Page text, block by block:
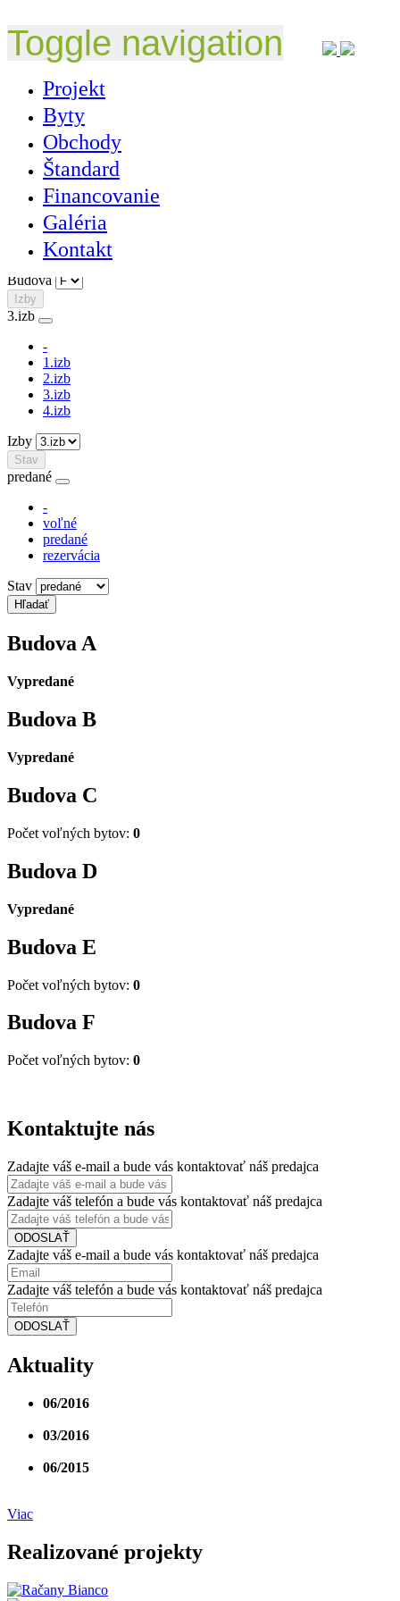
Toggle navigation
Projekt
Byty
Obchody
Štandard
Financovanie
Galéria
Kontakt
Vyberte si byt
Podľa vašich požiadaviek
Budova
-
C
E
F
Budova
Izby
3.izb
-
1.izb
2.izb
3.izb
4.izb
Izby
Stav
predané
-
voľné
predané
rezervácia
Stav
BudovaA
Vypredané
Budova B
Vypredané
Budova C
Počet voľných bytov: 0
Budova D
Vypredané
Budova E
Počet voľných bytov: 0
Budova F
Počet voľných bytov: 0
Kontaktujte nás
Zadajte váš e-mail a bude vás kontaktovať náš predajca
Zadajte váš telefón a bude vás kontaktovať náš predajca
ODOSLAŤ
Zadajte váš e-mail a bude vás kontaktovať náš predajca
Zadajte váš telefón a bude vás kontaktovať náš predajca
ODOSLAŤ
Aktuality
06/2016
03/2016
06/2015
Viac
Realizované projekty